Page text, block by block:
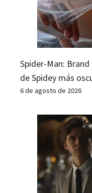
Spider-Man:
de Spidey más
6 de agosto de 2026